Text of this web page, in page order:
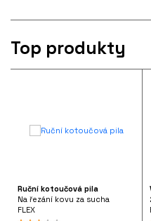
Top produkty
Ruční kotoučová pila
Na řezání kovu za sucha
FLEX